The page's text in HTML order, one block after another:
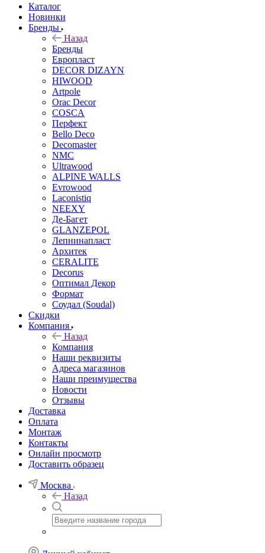
Каталог
Новинки
Бренды
Назад
Бренды
Европласт
DECOR DIZAYN
HIWOOD
Artpole
Orac Decor
COSCA
Перфект
Bello Deco
Decomaster
NMС
Ultrawood
ALPINE WALLS
Evrowood
Laconistiq
NEEXY
Де-Багет
GLANZEPOL
Лепнинапласт
Архитек
CERALITE
Decorus
Оптимал Декор
Формат
Соудал (Soudal)
Скидки
Компания
Назад
Компания
Наши реквизиты
Адреса магазинов
Наши преимущества
Новости
Отзывы
Доставка
Оплата
Монтаж
Контакты
Онлайн просмотр
Доставить образец
Москва
Назад